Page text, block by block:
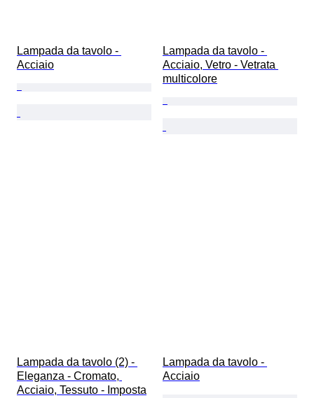
Lampada da tavolo -
Acciaio
Lampada da tavolo -
Acciaio, Vetro - Vetrata
multicolore
Lampada da tavolo (2) -
Eleganza - Cromato,
Acciaio, Tessuto - Imposta
Lampada da tavolo -
Acciaio